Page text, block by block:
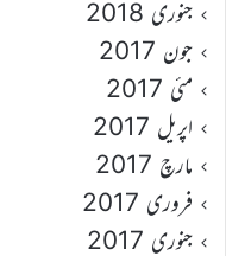
جنوری 2018
جون 2017
مئی 2017
اپریل 2017
مارچ 2017
فروری 2017
جنوری 2017